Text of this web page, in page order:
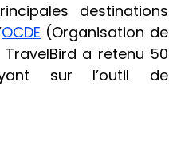
destinations
OCDE (Organisation de
a retenu 50
sur l’outil de